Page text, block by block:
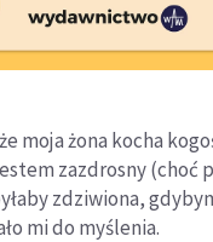
moja żona kocha
zazdrosny (choć
zdziwiona,
mi do myślenia.